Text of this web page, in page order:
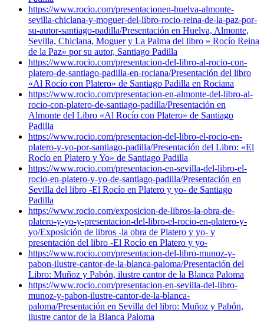
https://www.rocio.com/presentacionen-huelva-almonte-
sevilla-chiclana-y-moguer-del-libro-rocio-reina-de-la-paz-por-
su-autor-santiago-padilla/Presentación en Huelva, Almonte,
Sevilla, Chiclana, Moguer y La Palma del libro » Rocío Reina
de la Paz» por su autor, Santiago Padilla
https://www.rocio.com/presentacion-del-libro-al-rocio-con-
platero-de-santiago-padilla-en-rociana/Presentación del libro
«Al Rocío con Platero» de Santiago Padilla en Rociana
https://www.rocio.com/presentacion-en-almonte-del-libro-al-
rocio-con-platero-de-santiago-padilla/Presentación en
Almonte del Libro «Al Rocío con Platero» de Santiago
Padilla
https://www.rocio.com/presentacion-del-libro-el-rocio-en-
platero-y-yo-por-santiago-padilla/Presentación del Libro: «El
Rocío en Platero y Yo» de Santiago Padilla
https://www.rocio.com/presentacion-en-sevilla-del-libro-el-
rocio-en-platero-y-yo-de-santiago-padilla/Presentación en
Sevilla del libro -El Rocío en Platero y yo- de Santiago
Padilla
https://www.rocio.com/exposicion-de-libros-la-obra-de-
platero-y-yo-y-presentacion-del-libro-el-rocio-en-platero-y-
yo/Exposición de libros -la obra de Platero y yo- y
presentación del libro -El Rocío en Platero y yo-
https://www.rocio.com/presentacion-del-libro-munoz-y-
pabon-ilustre-cantor-de-la-blanca-paloma/Presentación del
Libro: Muñoz y Pabón, ilustre cantor de la Blanca Paloma
https://www.rocio.com/presentacion-en-sevilla-del-libro-
munoz-y-pabon-ilustre-cantor-de-la-blanca-
paloma/Presentación en Sevilla del libro: Muñoz y Pabón,
ilustre cantor de la Blanca Paloma